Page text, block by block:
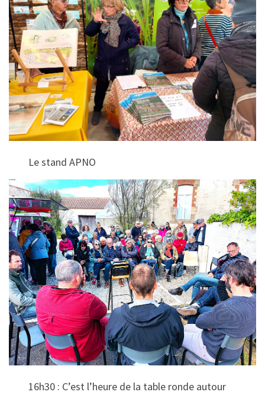
Le stand APNO
16h30 : C’est l’heure de la table ronde autour